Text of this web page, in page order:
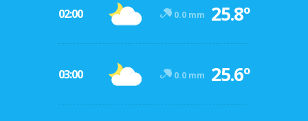
02:00 0.0 mm 25.8º
03:00 0.0 mm 25.6º